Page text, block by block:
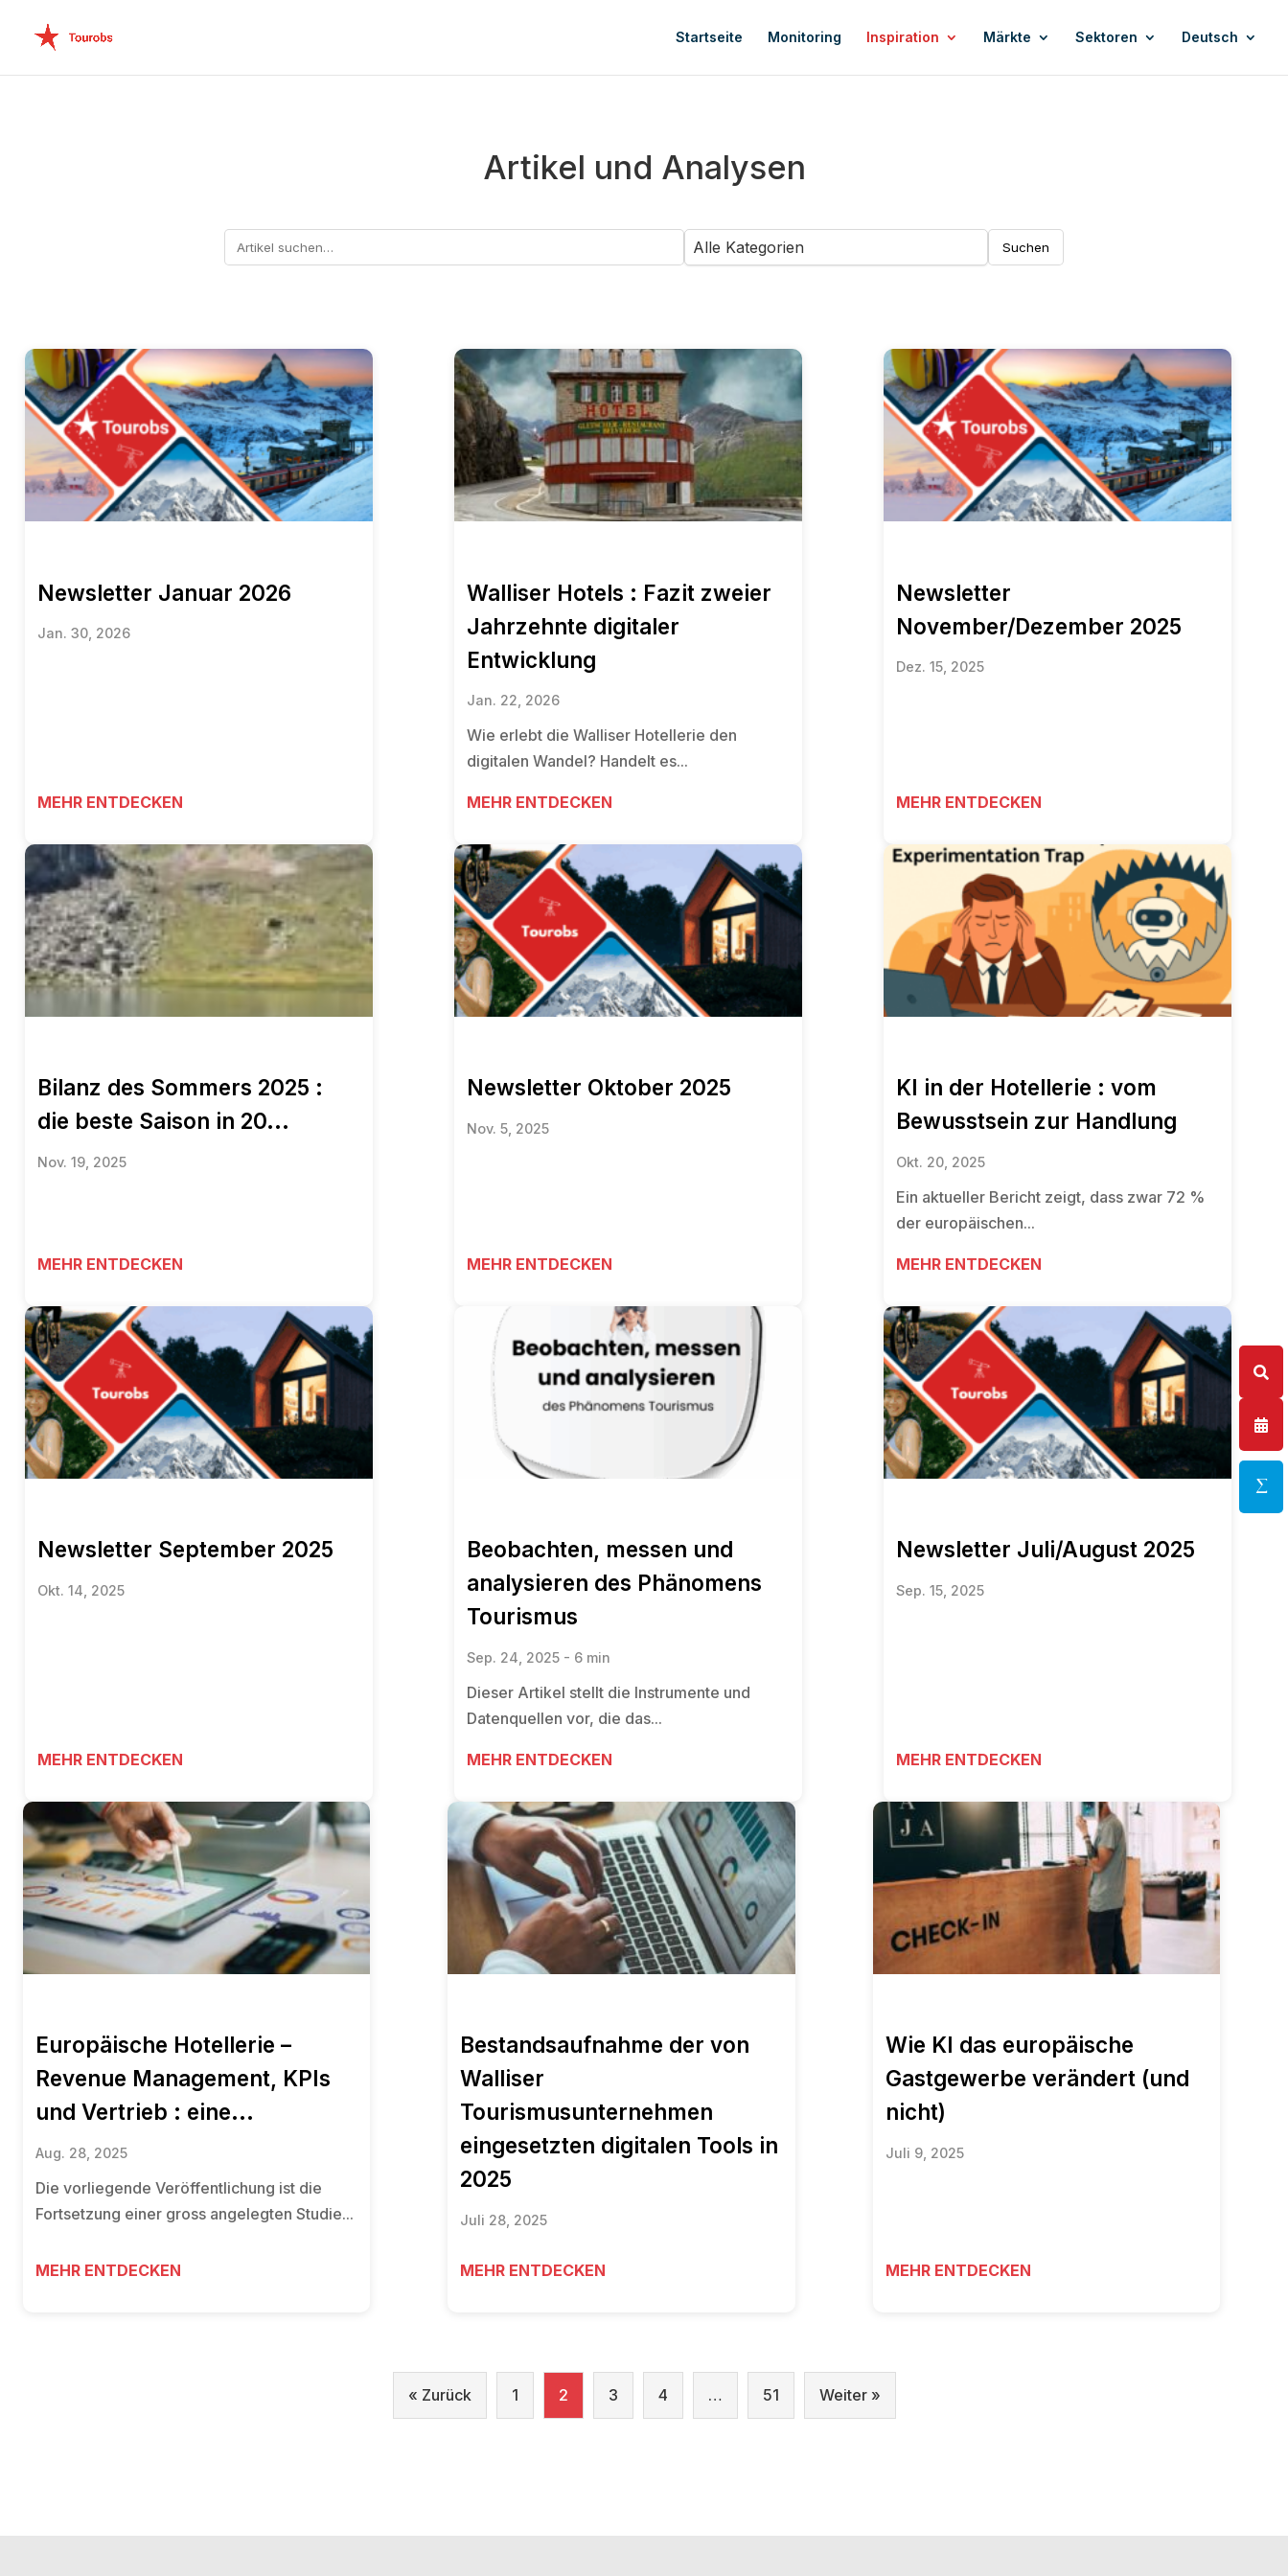
Startseite Monitoring Inspiration Märkte Sektoren Deutsch
Artikel und Analysen
Suchen
Newsletter Januar 2026
Jan. 30, 2026
MEHR ENTDECKEN
Walliser Hotels : Fazit zweier
Jahrzehnte digitaler
Entwicklung
Jan. 22, 2026
Wie erlebt die Walliser Hotellerie den
digitalen Wandel? Handelt es...
MEHR ENTDECKEN
Newsletter
November/Dezember 2025
Dez. 15, 2025
MEHR ENTDECKEN
Bilanz des Sommers 2025 :
die beste Saison in 20...
Nov. 19, 2025
MEHR ENTDECKEN
Newsletter Oktober 2025
Nov. 5, 2025
MEHR ENTDECKEN
KI in der Hotellerie : vom
Bewusstsein zur Handlung
Okt. 20, 2025
Ein aktueller Bericht zeigt, dass zwar 72 %
der europäischen...
MEHR ENTDECKEN
Newsletter September 2025
Okt. 14, 2025
MEHR ENTDECKEN
Beobachten, messen und
analysieren des Phänomens
Tourismus
Sep. 24, 2025 - 6 min
Dieser Artikel stellt die Instrumente und
Datenquellen vor, die das...
MEHR ENTDECKEN
Newsletter Juli/August 2025
Sep. 15, 2025
MEHR ENTDECKEN
Europäische Hotellerie –
Revenue Management, KPIs
und Vertrieb : eine...
Aug. 28, 2025
Die vorliegende Veröffentlichung ist die
Fortsetzung einer gross angelegten Studie...
MEHR ENTDECKEN
Bestandsaufnahme der von
Walliser
Tourismusunternehmen
eingesetzten digitalen Tools in
2025
Juli 28, 2025
MEHR ENTDECKEN
Wie KI das europäische
Gastgewerbe verändert (und
nicht)
Juli 9, 2025
MEHR ENTDECKEN
« Zurück 1 2 3 4 … 51 Weiter »